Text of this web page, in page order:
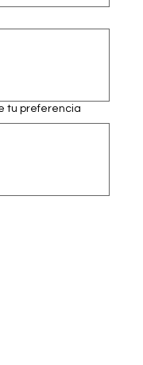
tu preferencia